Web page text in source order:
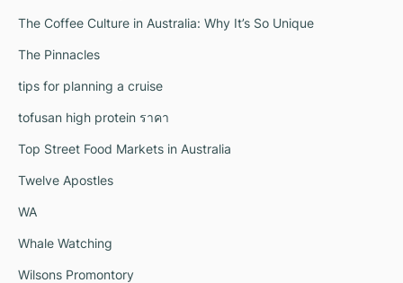
The Coffee Culture in Australia: Why It’s So Unique
The Pinnacles
tips for planning a cruise
tofusan high protein ราคา
Top Street Food Markets in Australia
Twelve Apostles
WA
Whale Watching
Wilsons Promontory